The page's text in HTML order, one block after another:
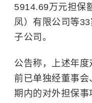
5914.69万元担保
凤）有限公司等
子公司。
公告称，上述年
前已单独经董事
期内的对外担保事